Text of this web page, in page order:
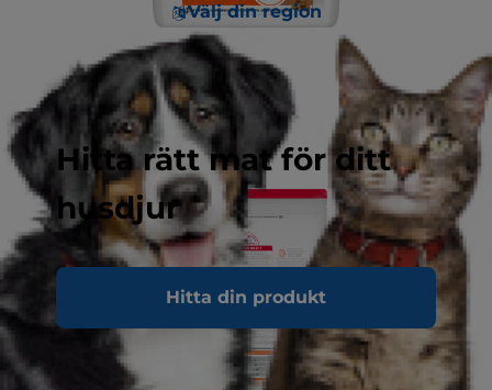
Välj din region
Hitta rätt mat för ditt
husdjur
Hitta din produkt